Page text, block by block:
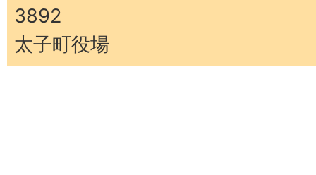
3892
太子町役場